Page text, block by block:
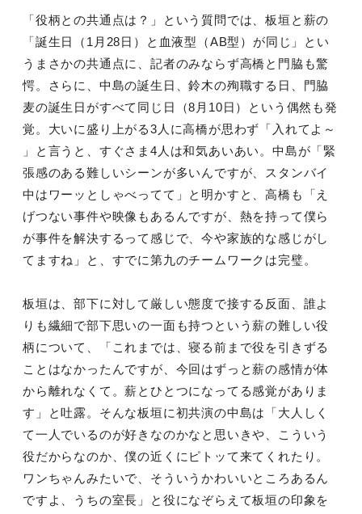
「役柄との共通点は？」という質問では、板垣と薪の
「誕生日（1月28日）と血液型（AB型）が同じ」とい
うまさかの共通点に、記者のみならず高橋と門脇も驚
愕。さらに、中島の誕生日、鈴木の殉職する日、門脇
麦の誕生日がすべて同じ日（8月10日）という偶然も発
覚。大いに盛り上がる3人に高橋が思わず「入れてよ～
」と言うと、すぐさま4人は和気あいあい。中島が「緊
張感のある難しいシーンが多いんですが、スタンバイ
中はワーッとしゃべってて」と明かすと、高橋も「え
げつない事件や映像もあるんですが、熱を持って僕ら
が事件を解決するって感じで、今や家族的な感じがし
てますね」と、すでに第九のチームワークは完璧。
板垣は、部下に対して厳しい態度で接する反面、誰よ
りも繊細で部下思いの一面も持つという薪の難しい役
柄について、「これまでは、寝る前まで役を引きずる
ことはなかったんですが、今回はずっと薪の感情が体
から離れなくて。薪とひとつになってる感覚がありま
す」と吐露。そんな板垣に初共演の中島は「大人しく
て一人でいるのが好きなのかなと思いきや、こういう
役だからなのか、僕の近くにピトッて来てくれたり。
ワンちゃんみたいで、そういうかわいいところあるん
ですよ、うちの室長」と役になぞらえて板垣の印象を